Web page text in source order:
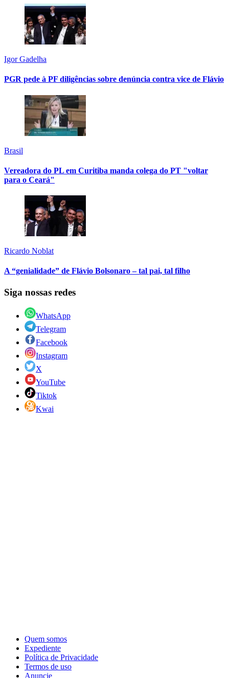
Igor Gadelha
PGR pede à PF diligências sobre denúncia contra vice de Flávio
Brasil
Vereadora do PL em Curitiba manda colega do PT "voltar
para o Ceará"
Ricardo Noblat
A “genialidade” de Flávio Bolsonaro – tal pai, tal filho
Siga nossas redes
WhatsApp
Telegram
Facebook
Instagram
X
YouTube
Tiktok
Kwai
Quem somos
Expediente
Política de Privacidade
Termos de uso
Anuncie